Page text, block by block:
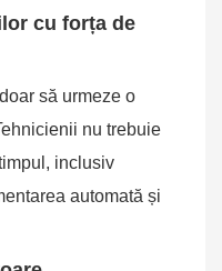
cu forța de
să urmeze o
nu trebuie
inclusiv
automată și